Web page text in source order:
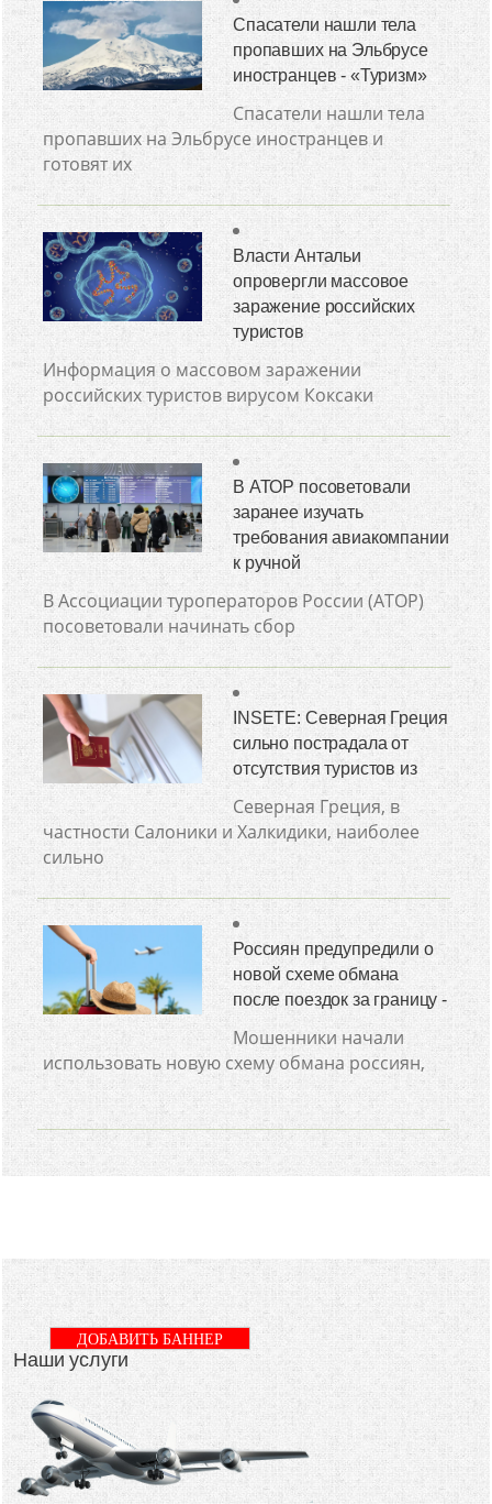
Спасатели нашли тела
пропавших на Эльбрусе
иностранцев - «Туризм»
Спасатели нашли тела
пропавших на Эльбрусе иностранцев и
готовят их
Власти Антальи
опровергли массовое
заражение российских
туристов
Информация о массовом заражении
российских туристов вирусом Коксаки
В АТОР посоветовали
заранее изучать
требования авиакомпании
к ручной
В Ассоциации туроператоров России (АТОР)
посоветовали начинать сбор
INSETE: Северная Греция
сильно пострадала от
отсутствия туристов из
Северная Греция, в
частности Салоники и Халкидики, наиболее
сильно
Россиян предупредили о
новой схеме обмана
после поездок за границу -
Мошенники начали
использовать новую схему обмана россиян,
Наши услуги
ДОБАВИТЬ БАННЕР